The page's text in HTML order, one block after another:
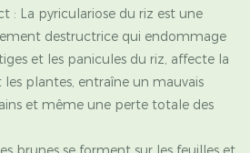
: La pyriculariose du riz est une
destructrice qui endommage
et les panicules du riz, affecte la
plantes, entraîne un mauvais
et même une perte totale des